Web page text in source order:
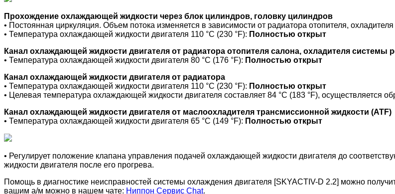
Прохождение охлаждающей жидкости через блок цилиндров, головку цилиндров
• Постоянная циркуляция. Объем потока изменяется в зависимости от радиатора отопителя,
• Температура охлаждающей жидкости двигателя 110 °C (230 °F): Полностью открыт
Канал охлаждающей жидкости двигателя от радиатора отопителя салона, охладителя системы
• Температура охлаждающей жидкости двигателя 80 °C (176 °F): Полностью открыт
Канал охлаждающей жидкости двигателя от радиатора
• Температура охлаждающей жидкости двигателя 110 °C (230 °F): Полностью открыт
• Целевая температура охлаждающей жидкости двигателя составляет 84 °C (183 °F), осуществляется
Канал охлаждающей жидкости двигателя от маслоохладителя трансмиссионной жидкости (ATF)
• Температура охлаждающей жидкости двигателя 65 °C (149 °F): Полностью открыт
• Регулирует положение клапана управления подачей охлаждающей жидкости двигателя до
жидкости двигателя после его прогрева.
Помощь в диагностике неисправностей системы охлаждения двигателя [SKYACTIV-D 2.2] можно
вашим а/м можно в нашем чате: Ниппон Сервис Chat.